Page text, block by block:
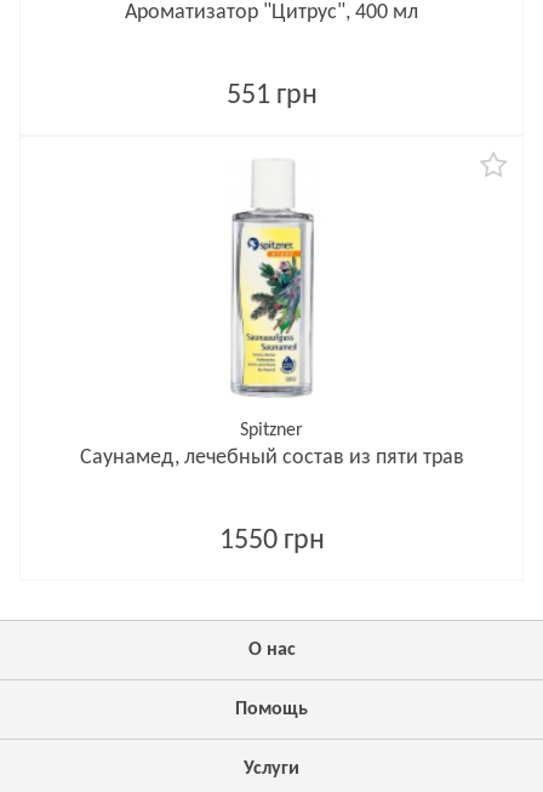
Ароматизатор "Цитрус", 400 мл
551 грн
Spitzner
Саунамед, лечебный состав из пяти трав
1550 грн
О нас
Помощь
Услуги